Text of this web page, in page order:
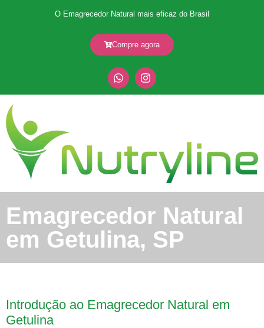
O Emagrecedor Natural mais eficaz do Brasil
Compre agora
Emagrecedor Natural
em Getulina, SP
Introdução ao Emagrecedor Natural em
Getulina